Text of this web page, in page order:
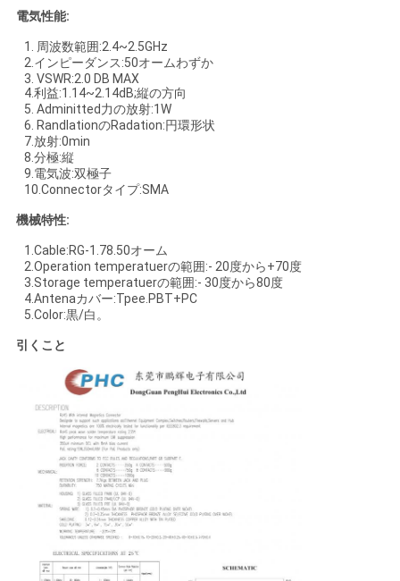
電気性能:
1. 周波数範囲:2.4~2.5GHz
2.インピーダンス:50オームわずか
3. VSWR:2.0 DB MAX
4.利益:1.14~2.14dB;縦の方向
5. Adminitted力の放射:1W
6. RandlationのRadation:円環形状
7.放射:0min
8.分極:縦
9.電気波:双極子
10.Connectorタイプ:SMA
機械特性:
1.Cable:RG-1.78.50オーム
2.Operation temperatuerの範囲:- 20度から+70度
3.Storage temperatuerの範囲:- 30度から80度
4.Antenaカバー:Tpee.PBT+PC
5.Color:黒/白。
引くこと